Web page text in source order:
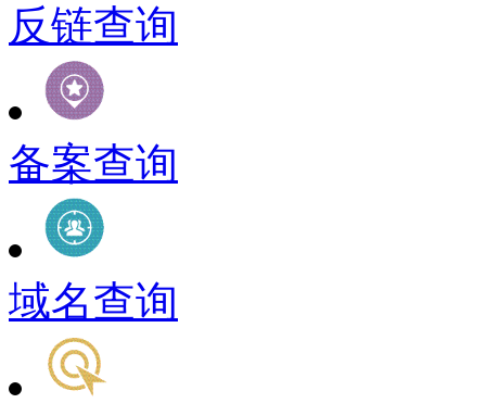
反链查询
备案查询
域名查询